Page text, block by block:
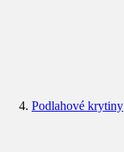
Podlahové krytiny